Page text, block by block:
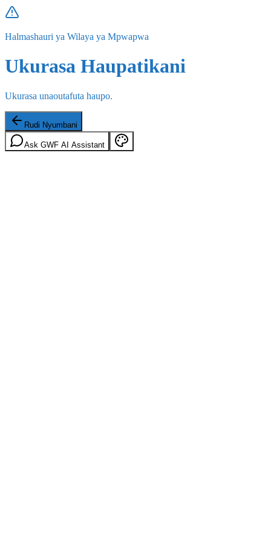
Halmashauri ya Wilaya ya Mpwapwa
Ukurasa Haupatikani
Ukurasa unaoutafuta haupo.
Rudi Nyumbani
Ask GWF AI Assistant